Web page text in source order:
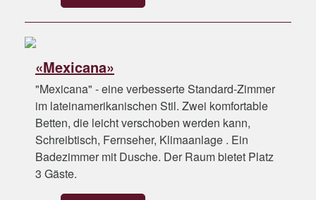
«Mexicana»
"Mexicana" - eine verbesserte Standard-Zimmer
im lateinamerikanischen Stil. Zwei komfortable
Betten, die leicht verschoben werden kann,
Schreibtisch, Fernseher, Klimaanlage . Ein
Badezimmer mit Dusche. Der Raum bietet Platz
3 Gäste.